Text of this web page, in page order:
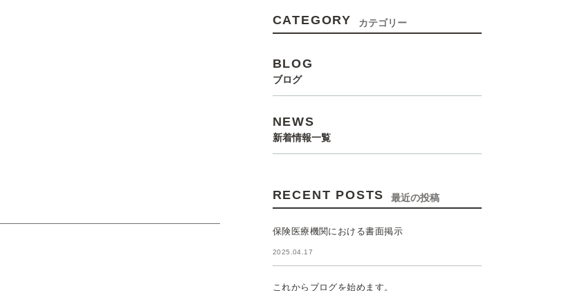
CATEGORY カテゴリー
BLOG
ブログ
NEWS
新着情報一覧
RECENT POSTS 最近の投稿
保険医療機関における書面掲示
2025.04.17
これからブログを始めます。